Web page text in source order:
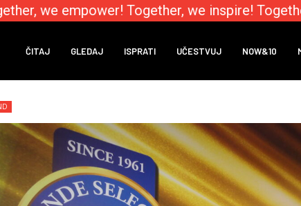
we empower! Together, we inspire!
ČITAJ GLEDAJ ISPRATI UČESTVUJ NOW&10